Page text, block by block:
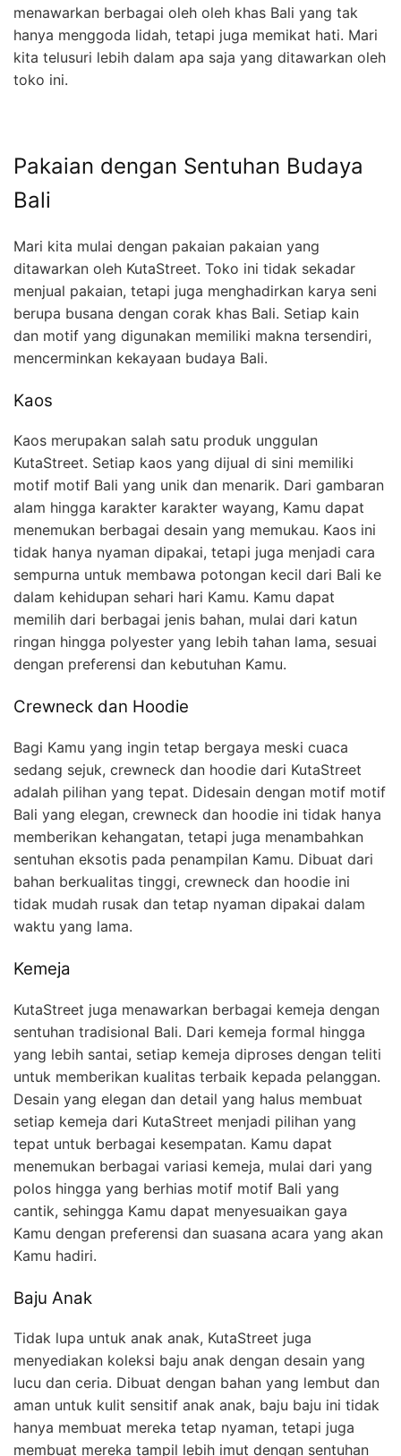
menawarkan berbagai oleh oleh khas Bali yang tak
hanya menggoda lidah, tetapi juga memikat hati. Mari
kita telusuri lebih dalam apa saja yang ditawarkan oleh
toko ini.
Pakaian dengan Sentuhan Budaya
Bali
Mari kita mulai dengan pakaian pakaian yang
ditawarkan oleh KutaStreet. Toko ini tidak sekadar
menjual pakaian, tetapi juga menghadirkan karya seni
berupa busana dengan corak khas Bali. Setiap kain
dan motif yang digunakan memiliki makna tersendiri,
mencerminkan kekayaan budaya Bali.
Kaos
Kaos merupakan salah satu produk unggulan
KutaStreet. Setiap kaos yang dijual di sini memiliki
motif motif Bali yang unik dan menarik. Dari gambaran
alam hingga karakter karakter wayang, Kamu dapat
menemukan berbagai desain yang memukau. Kaos ini
tidak hanya nyaman dipakai, tetapi juga menjadi cara
sempurna untuk membawa potongan kecil dari Bali ke
dalam kehidupan sehari hari Kamu. Kamu dapat
memilih dari berbagai jenis bahan, mulai dari katun
ringan hingga polyester yang lebih tahan lama, sesuai
dengan preferensi dan kebutuhan Kamu.
Crewneck dan Hoodie
Bagi Kamu yang ingin tetap bergaya meski cuaca
sedang sejuk, crewneck dan hoodie dari KutaStreet
adalah pilihan yang tepat. Didesain dengan motif motif
Bali yang elegan, crewneck dan hoodie ini tidak hanya
memberikan kehangatan, tetapi juga menambahkan
sentuhan eksotis pada penampilan Kamu. Dibuat dari
bahan berkualitas tinggi, crewneck dan hoodie ini
tidak mudah rusak dan tetap nyaman dipakai dalam
waktu yang lama.
Kemeja
KutaStreet juga menawarkan berbagai kemeja dengan
sentuhan tradisional Bali. Dari kemeja formal hingga
yang lebih santai, setiap kemeja diproses dengan teliti
untuk memberikan kualitas terbaik kepada pelanggan.
Desain yang elegan dan detail yang halus membuat
setiap kemeja dari KutaStreet menjadi pilihan yang
tepat untuk berbagai kesempatan. Kamu dapat
menemukan berbagai variasi kemeja, mulai dari yang
polos hingga yang berhias motif motif Bali yang
cantik, sehingga Kamu dapat menyesuaikan gaya
Kamu dengan preferensi dan suasana acara yang akan
Kamu hadiri.
Baju Anak
Tidak lupa untuk anak anak, KutaStreet juga
menyediakan koleksi baju anak dengan desain yang
lucu dan ceria. Dibuat dengan bahan yang lembut dan
aman untuk kulit sensitif anak anak, baju baju ini tidak
hanya membuat mereka tetap nyaman, tetapi juga
membuat mereka tampil lebih imut dengan sentuhan